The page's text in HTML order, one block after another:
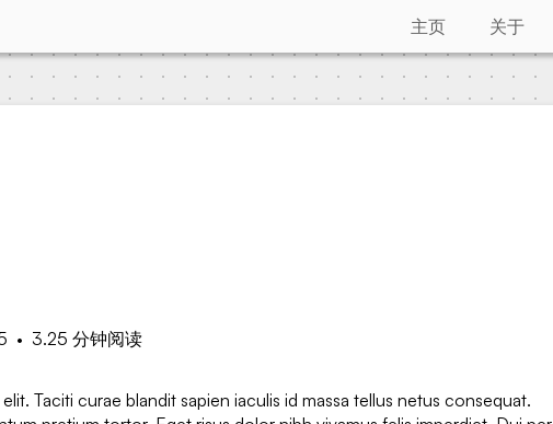
主页 关于
• 3.25 分钟阅读
Taciti curae blandit sapien iaculis id massa tellus netus consequat.